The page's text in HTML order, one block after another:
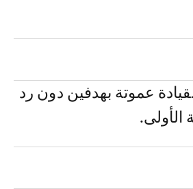
عموتة بهدفين دون رد
الأولى.